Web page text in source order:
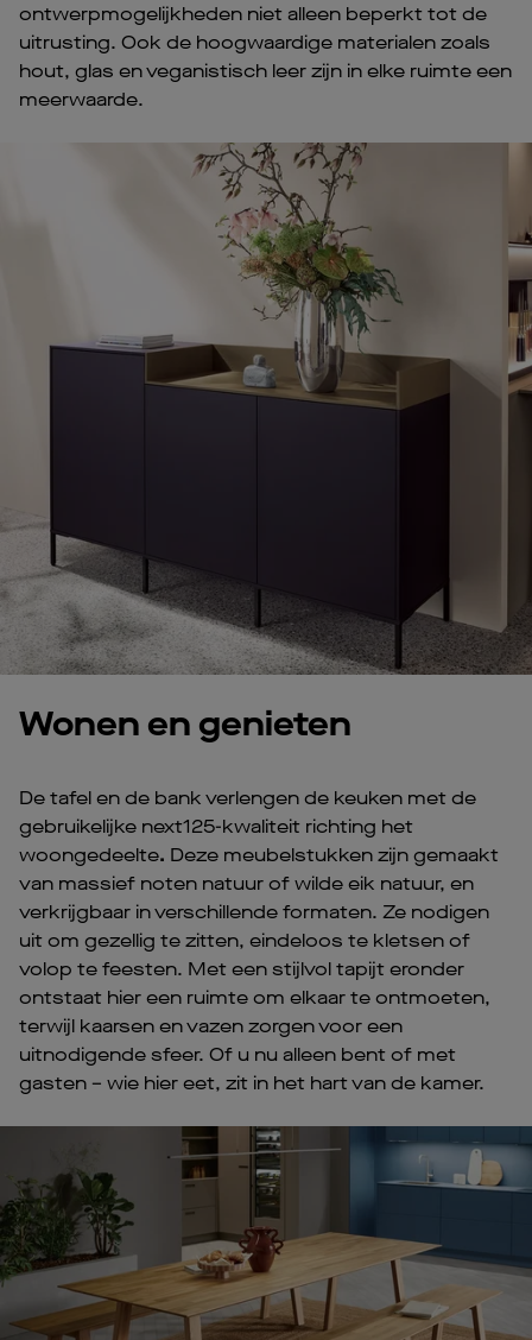
ontwerpmogelijkheden niet alleen beperkt tot de
uitrusting. Ook de hoogwaardige materialen zoals
hout, glas en veganistisch leer zijn in elke ruimte een
meerwaarde.
Wonen en genieten
De tafel en de bank verlengen de keuken met de
gebruikelijke next125-kwaliteit richting het
woongedeelte. Deze meubelstukken zijn gemaakt
van massief noten natuur of wilde eik natuur, en
verkrijgbaar in verschillende formaten. Ze nodigen
uit om gezellig te zitten, eindeloos te kletsen of
volop te feesten. Met een stijlvol tapijt eronder
ontstaat hier een ruimte om elkaar te ontmoeten,
terwijl kaarsen en vazen zorgen voor een
uitnodigende sfeer. Of u nu alleen bent of met
gasten – wie hier eet, zit in het hart van de kamer.